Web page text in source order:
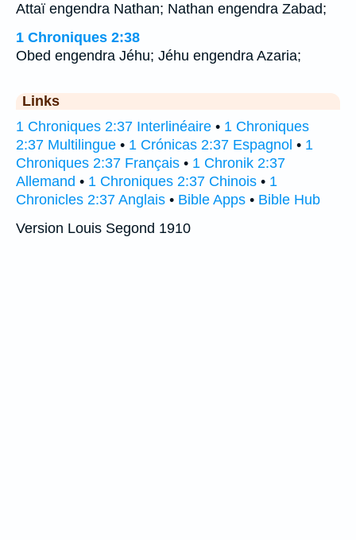
Attaï engendra Nathan; Nathan engendra Zabad;
1 Chroniques 2:38
Obed engendra Jéhu; Jéhu engendra Azaria;
Links
1 Chroniques 2:37 Interlinéaire • 1 Chroniques
2:37 Multilingue • 1 Crónicas 2:37 Espagnol • 1
Chroniques 2:37 Français • 1 Chronik 2:37
Allemand • 1 Chroniques 2:37 Chinois • 1
Chronicles 2:37 Anglais • Bible Apps • Bible Hub
Version Louis Segond 1910